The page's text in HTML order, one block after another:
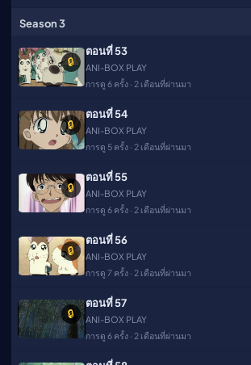
Season 3
🔒
ตอนที่ 53
ANI-BOX PLAY
การดู 6 ครั้ง · 2 เดือนที่ผ่านมา
🔒
ตอนที่ 54
ANI-BOX PLAY
การดู 5 ครั้ง · 2 เดือนที่ผ่านมา
🔒
ตอนที่ 55
ANI-BOX PLAY
การดู 6 ครั้ง · 2 เดือนที่ผ่านมา
🔒
ตอนที่ 56
ANI-BOX PLAY
การดู 7 ครั้ง · 2 เดือนที่ผ่านมา
🔒
ตอนที่ 57
ANI-BOX PLAY
การดู 6 ครั้ง · 2 เดือนที่ผ่านมา